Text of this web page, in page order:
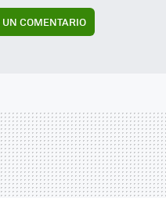
COMENTARIO